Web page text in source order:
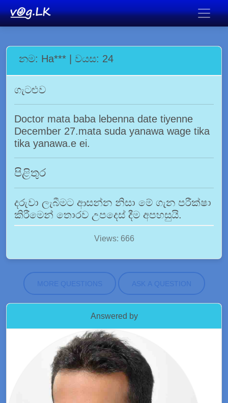
නම: Ha*** | වයස: 24
ගැටළුව
Doctor mata baba lebenna date tiyenne
December 27.mata suda yanawa wage tika
tika yanawa.e ei.
පිළිතුර
දරුවා ලැබීමට ආසන්න නිසා මේ ගැන පරීක්ෂා
කිරීමෙන් තොරව උපදෙස් දීම අපහසුයි.
Views: 666
MORE QUESTIONS ASK A QUESTION
Answered by